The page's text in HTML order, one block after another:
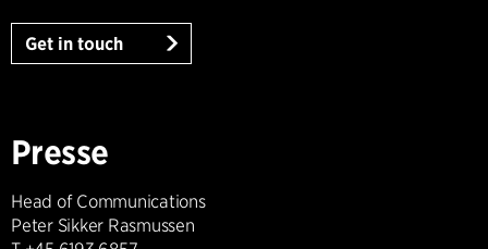
Get in touch
Presse
Head of Communications
Peter Sikker Rasmussen